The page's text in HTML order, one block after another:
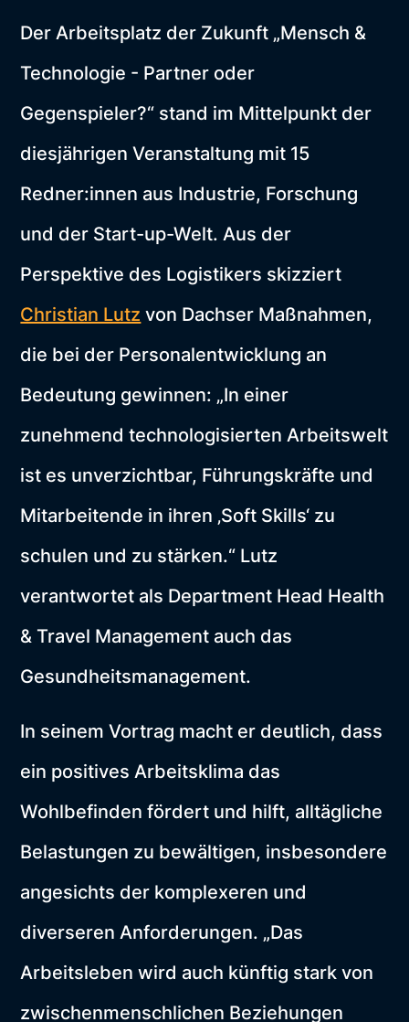
Der Arbeitsplatz der Zukunft „Mensch &
Technologie - Partner oder
Gegenspieler?“ stand im Mittelpunkt der
diesjährigen Veranstaltung mit 15
Redner:innen aus Industrie, Forschung
und der Start-up-Welt. Aus der
Perspektive des Logistikers skizziert
Christian Lutz von Dachser Maßnahmen,
die bei der Personalentwicklung an
Bedeutung gewinnen: „In einer
zunehmend technologisierten Arbeitswelt
ist es unverzichtbar, Führungskräfte und
Mitarbeitende in ihren ‚Soft Skills‘ zu
schulen und zu stärken.“ Lutz
verantwortet als Department Head Health
& Travel Management auch das
Gesundheitsmanagement.
In seinem Vortrag macht er deutlich, dass
ein positives Arbeitsklima das
Wohlbefinden fördert und hilft, alltägliche
Belastungen zu bewältigen, insbesondere
angesichts der komplexeren und
diverseren Anforderungen. „Das
Arbeitsleben wird auch künftig stark von
zwischenmenschlichen Beziehungen